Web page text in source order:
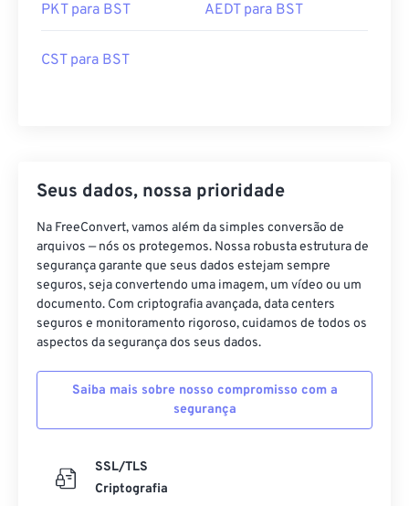
PKT para BST AEDT para BST
CST para BST
Seus dados, nossa prioridade
Na FreeConvert, vamos além da simples conversão de
arquivos — nós os protegemos. Nossa robusta estrutura de
segurança garante que seus dados estejam sempre
seguros, seja convertendo uma imagem, um vídeo ou um
documento. Com criptografia avançada, data centers
seguros e monitoramento rigoroso, cuidamos de todos os
aspectos da segurança dos seus dados.
Saiba mais sobre nosso compromisso com a
segurança
SSL/TLS
Criptografia